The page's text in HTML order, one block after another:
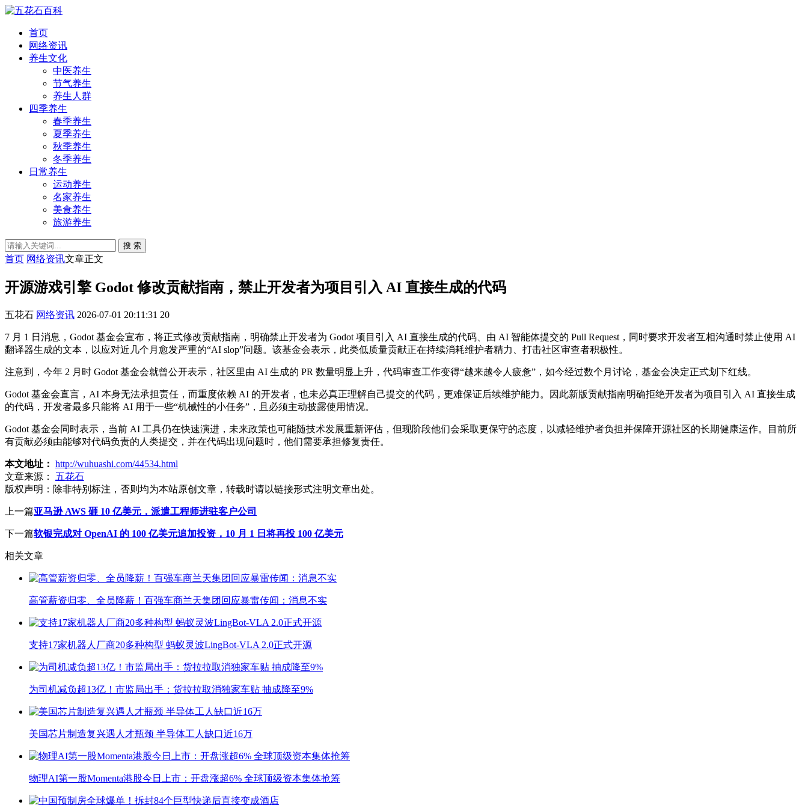
首页
网络资讯
养生文化
中医养生
节气养生
养生人群
四季养生
春季养生
夏季养生
秋季养生
冬季养生
日常养生
运动养生
名家养生
美食养生
旅游养生
搜 索
首页 网络资讯文章正文
开源游戏引擎 Godot 修改贡献指南，禁止开发者为项目引入 AI 直接生成的代码
五花石 网络资讯 2026-07-01 20:11:31 20
7 月 1 日消息，Godot 基金会宣布，将正式修改贡献指南，明确禁止开发者为 Godot 项目引入 AI 直接生成的代码、由 AI 智能体提交的 Pull Request，同时要求开发者互相沟通时禁止使用 AI
翻译器生成的文本，以应对近几个月愈发严重的“AI slop”问题。该基金会表示，此类低质量贡献正在持续消耗维护者精力、打击社区审查者积极性。
注意到，今年 2 月时 Godot 基金会就曾公开表示，社区里由 AI 生成的 PR 数量明显上升，代码审查工作变得“越来越令人疲惫”，如今经过数个月讨论，基金会决定正式划下红线。
Godot 基金会直言，AI 本身无法承担责任，而重度依赖 AI 的开发者，也未必真正理解自己提交的代码，更难保证后续维护能力。因此新版贡献指南明确拒绝开发者为项目引入 AI 直接生成
的代码，开发者最多只能将 AI 用于一些“机械性的小任务”，且必须主动披露使用情况。
Godot 基金会同时表示，当前 AI 工具仍在快速演进，未来政策也可能随技术发展重新评估，但现阶段他们会采取更保守的态度，以减轻维护者负担并保障开源社区的长期健康运作。目前所
有贡献必须由能够对代码负责的人类提交，并在代码出现问题时，他们需要承担修复责任。
本文地址： http://wuhuashi.com/44534.html
文章来源：
五花石
版权声明： 除非特别标注，否则均为本站原创文章，转载时请以链接形式注明文章出处。
上一篇亚马逊 AWS 砸 10 亿美元，派遣工程师进驻客户公司
下一篇软银完成对 OpenAI 的 100 亿美元追加投资，10 月 1 日将再投 100 亿美元
相关文章
高管薪资归零、全员降薪！百强车商兰天集团回应暴雷传闻：消息不实
支持17家机器人厂商20多种构型 蚂蚁灵波LingBot-VLA 2.0正式开源
为司机减负超13亿！市监局出手：货拉拉取消独家车贴 抽成降至9%
美国芯片制造复兴遇人才瓶颈 半导体工人缺口近16万
物理AI第一股Momenta港股今日上市：开盘涨超6% 全球顶级资本集体抢筹